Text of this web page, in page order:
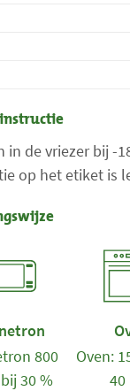
in de vriezer bij -
op het etiket is
800
30 %
Oven:
40